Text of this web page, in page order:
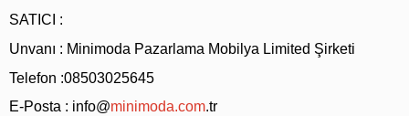
SATICI :
Unvanı : Minimoda Pazarlama Mobilya Limited Şirketi
Telefon :08503025645
E-Posta : info@minimoda.com.tr